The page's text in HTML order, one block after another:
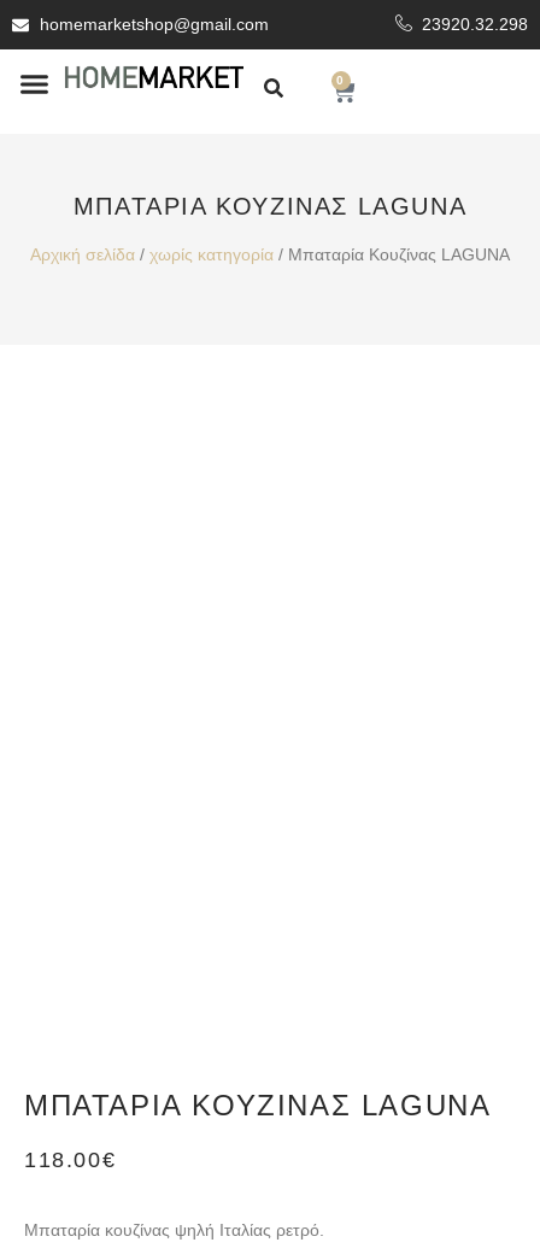
homemarketshop@gmail.com 23920.32.298
0
ΜΠΑΤΑΡΊΑ ΚΟΥΖΊΝΑΣ LAGUNA
Αρχική σελίδα / χωρίς κατηγορία / Μπαταρία Κουζίνας LAGUNA
ΜΠΑΤΑΡΊΑ ΚΟΥΖΊΝΑΣ LAGUNA
118.00€
Μπαταρία κουζίνας ψηλή Ιταλίας ρετρό.